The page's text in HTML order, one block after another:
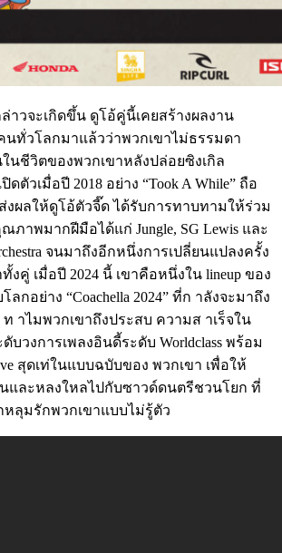
วจะเกิดขึ้น ดูโอ้คู่นี้เคยสร้างผลงาน
ทั่วโลกมาแล้วว่าพวกเขาไม่ธรรมดา
ในชีวิตของพวกเขาหลังปล่อยซิงเกิล
ปิดตัวเมื่อปี 2018 อย่าง “Took A While” ถือ
ผลให้ดูโอ้ตัวจี๊ด ได้รับการทาบทามให้ร่วม
าพมากฝีมือได้แก่ Jungle, SG Lewis และ
จนมาถึงอีกหนึ่งการเปลี่ยนแปลงครั้ง
คู่ เมื่อปี 2024 นี้ เขาคือหนึ่งใน lineup ของ
กอย่าง “Coachella 2024” ที่ก าลังจะมาถึง
าไมพวกเขาถึงประสบ ความส าเร็จใน
บวงการเพลงอินดี้ระดับ Worldclass พร้อม
สุดเท่ในแบบฉบับของ พวกเขา เพื่อให้
และหลงใหลไปกับซาวด์ดนตรีชวนโยก ที่
ลุมรักพวกเขาแบบไม่รู้ตัว